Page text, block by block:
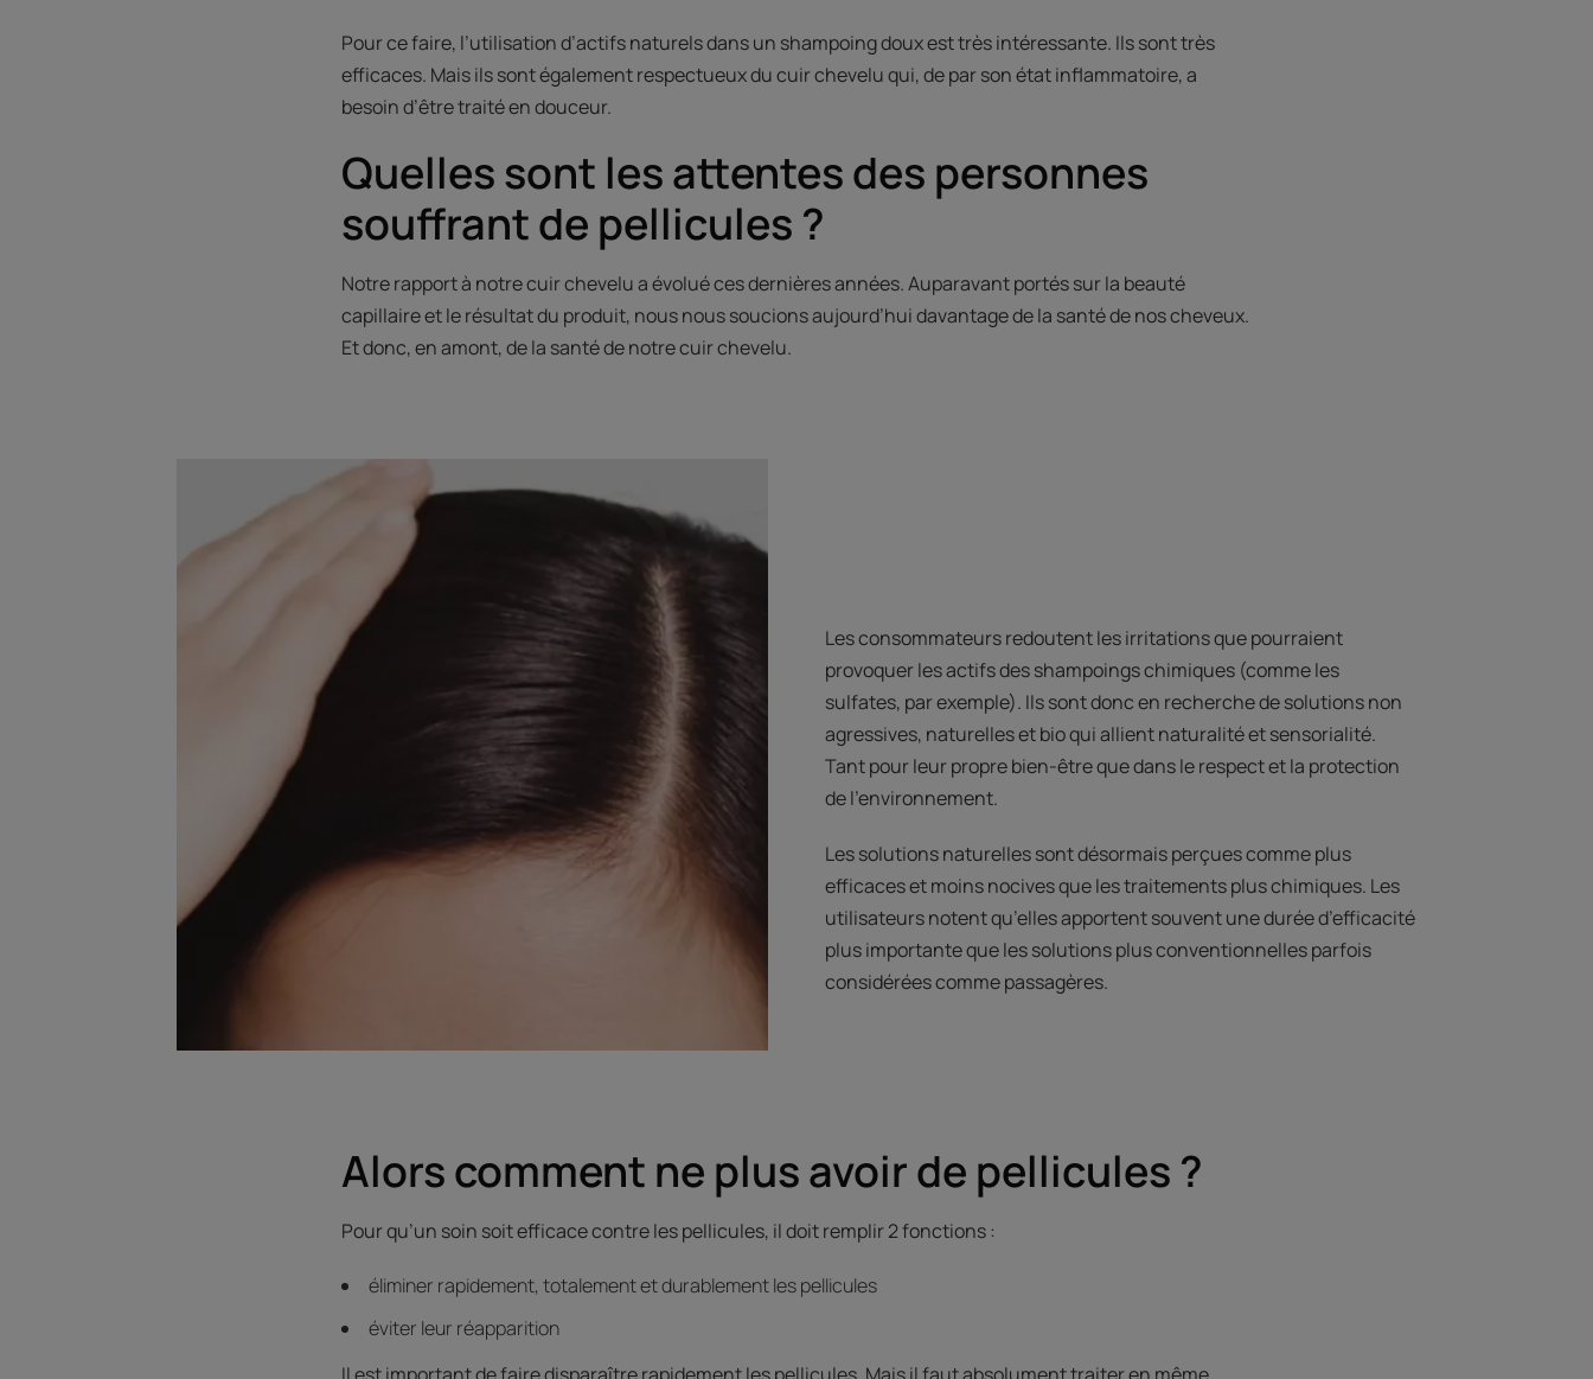
Pour ce faire, l’utilisation d’actifs naturels dans un shampoing doux est très intéressante. Ils sont très
efficaces. Mais ils sont également respectueux du cuir chevelu qui, de par son état inflammatoire, a
besoin d’être traité en douceur.
Quelles sont les attentes des personnes
souffrant de pellicules ?
Notre rapport à notre cuir chevelu a évolué ces dernières années. Auparavant portés sur la beauté
capillaire et le résultat du produit, nous nous soucions aujourd’hui davantage de la santé de nos cheveux.
Et donc, en amont, de la santé de notre cuir chevelu.
Les consommateurs redoutent les irritations que pourraient
provoquer les actifs des shampoings chimiques (comme les
sulfates, par exemple). Ils sont donc en recherche de solutions non
agressives, naturelles et bio qui allient naturalité et sensorialité.
Tant pour leur propre bien-être que dans le respect et la protection
de l’environnement.
Les solutions naturelles sont désormais perçues comme plus
efficaces et moins nocives que les traitements plus chimiques. Les
utilisateurs notent qu’elles apportent souvent une durée d’efficacité
plus importante que les solutions plus conventionnelles parfois
considérées comme passagères.
Alors comment ne plus avoir de pellicules ?
Pour qu’un soin soit efficace contre les pellicules, il doit remplir 2 fonctions :
éliminer rapidement, totalement et durablement les pellicules
éviter leur réapparition